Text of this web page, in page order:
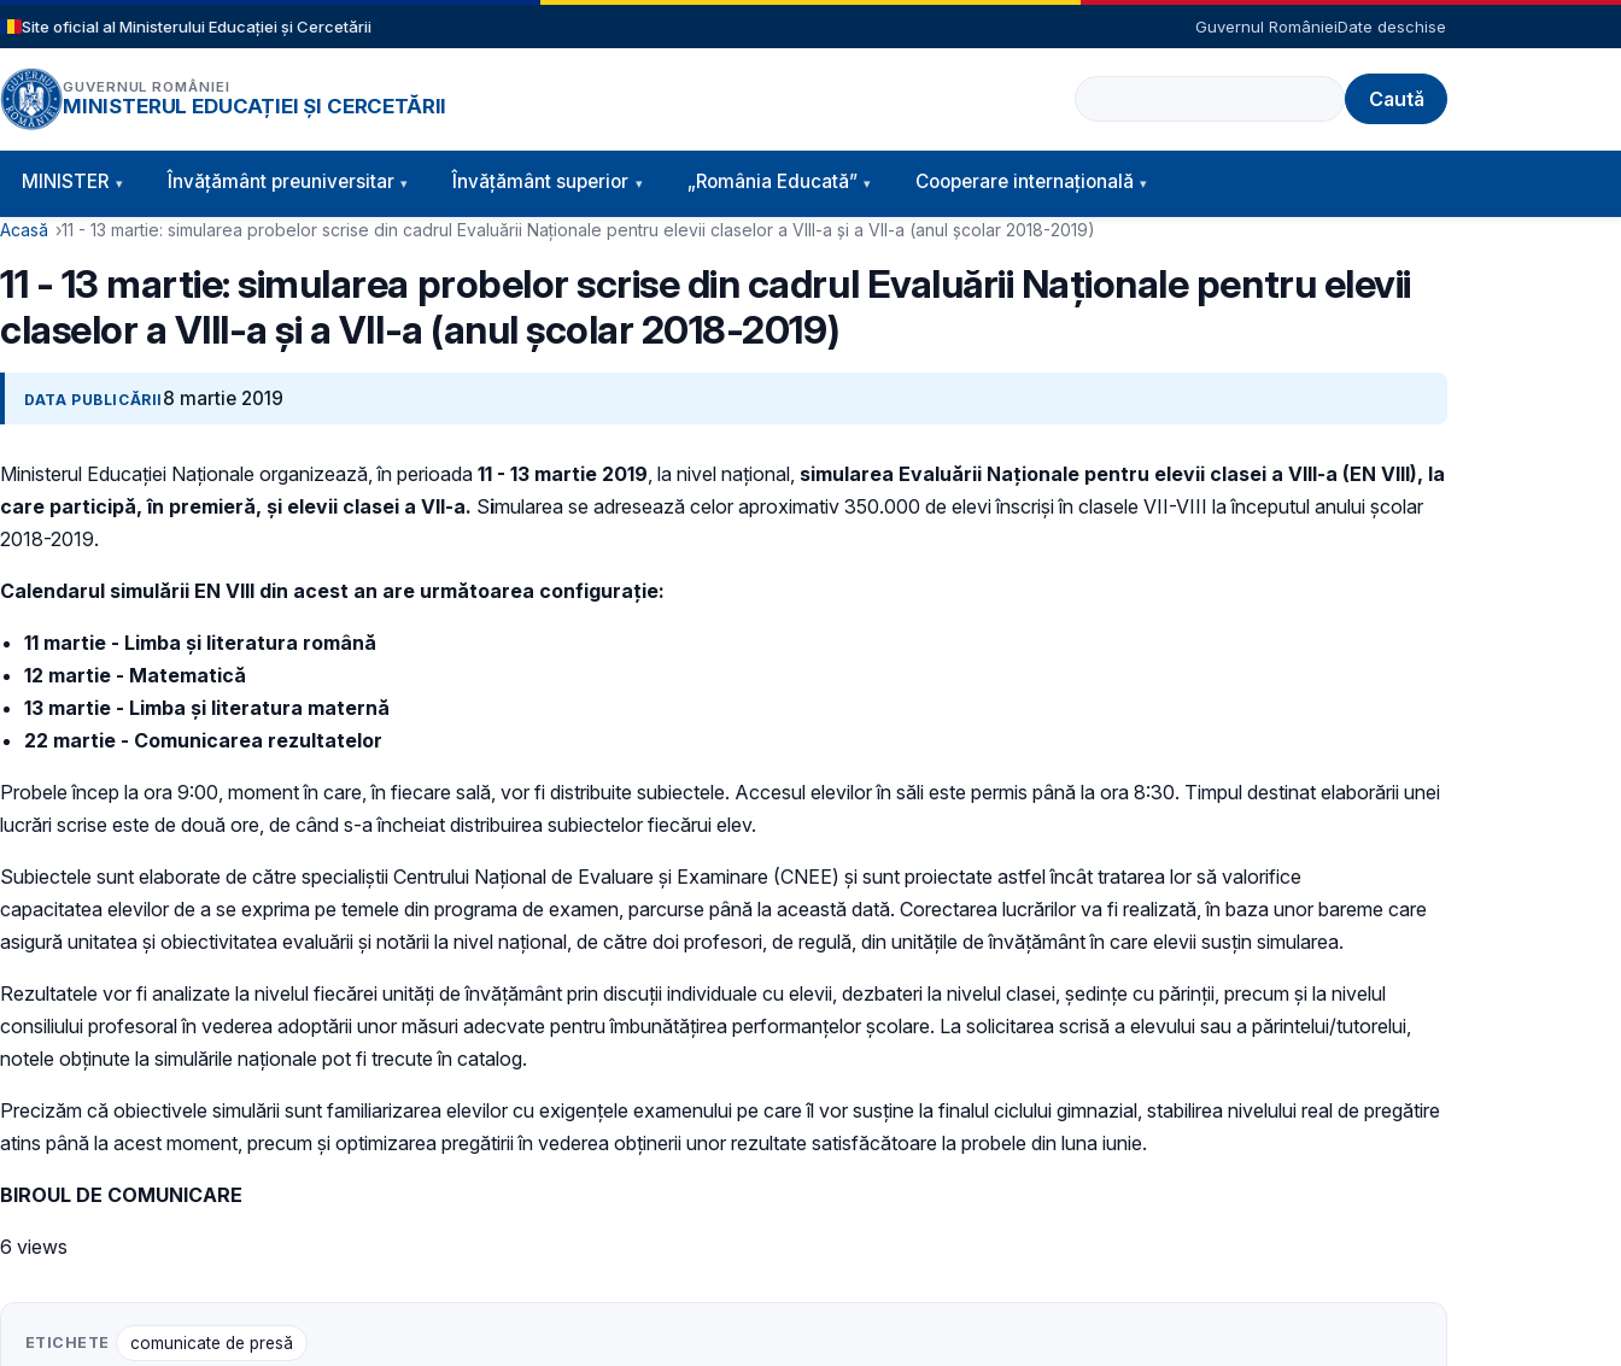
Sari la conținutul principal
Site oficial al Ministerului Educației și Cercetării Guvernul RomânieiDate deschise
GUVERNUL ROMÂNIEI
MINISTERUL EDUCAȚIEI ȘI CERCETĂRII
Caută
Navigație principală
MINISTER Învăţământ preuniversitar Învățământ superior „România Educată” Cooperare internațională
Cale de navigare
Acasă 11 - 13 martie: simularea probelor scrise din cadrul Evaluării Naționale pentru elevii claselor a VIII-a și a VII-a (anul școlar 2018-2019)
11 - 13 martie: simularea probelor scrise din cadrul Evaluării Naționale pentru elevii
claselor a VIII-a și a VII-a (anul școlar 2018-2019)
DATA PUBLICĂRII 8 martie 2019
Ministerul Educaţiei Naţionale organizează, în perioada 11 - 13 martie 2019, la nivel național, simularea Evaluării Naționale pentru elevii clasei a VIII-a (EN VIII), la
care participă, în premieră, și elevii clasei a VII-a. Simularea se adresează celor aproximativ 350.000 de elevi înscriși în clasele VII-VIII la începutul anului școlar
2018-2019.
Calendarul simulării EN VIII din acest an are următoarea configurație:
11 martie - Limba și literatura română
12 martie - Matematică
13 martie - Limba și literatura maternă
22 martie - Comunicarea rezultatelor
Probele încep la ora 9:00, moment în care, în fiecare sală, vor fi distribuite subiectele. Accesul elevilor în săli este permis până la ora 8:30. Timpul destinat elaborării unei
lucrări scrise este de două ore, de când s-a încheiat distribuirea subiectelor fiecărui elev.
Subiectele sunt elaborate de către specialiștii Centrului Naţional de Evaluare şi Examinare (CNEE) și sunt proiectate astfel încât tratarea lor să valorifice
capacitatea elevilor de a se exprima pe temele din programa de examen, parcurse până la această dată. Corectarea lucrărilor va fi realizată, în baza unor bareme care
asigură unitatea şi obiectivitatea evaluării şi notării la nivel naţional, de către doi profesori, de regulă, din unităţile de învăţământ în care elevii susţin simularea.
Rezultatele vor fi analizate la nivelul fiecărei unități de învățământ prin discuții individuale cu elevii, dezbateri la nivelul clasei, ședințe cu părinții, precum și la nivelul
consiliului profesoral în vederea adoptării unor măsuri adecvate pentru îmbunătățirea performanțelor școlare. La solicitarea scrisă a elevului sau a părintelui/tutorelui,
notele obținute la simulările naționale pot fi trecute în catalog.
Precizăm că obiectivele simulării sunt familiarizarea elevilor cu exigențele examenului pe care îl vor susţine la finalul ciclului gimnazial, stabilirea nivelului real de pregătire
atins până la acest moment, precum şi optimizarea pregătirii în vederea obținerii unor rezultate satisfăcătoare la probele din luna iunie.
BIROUL DE COMUNICARE
6 views
ETICHETE comunicate de presă